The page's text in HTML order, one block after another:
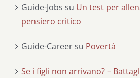
Guide-Jobs su Un test per
pensiero critico
Guide-Career su Povertà
Se i figli non arrivano? –